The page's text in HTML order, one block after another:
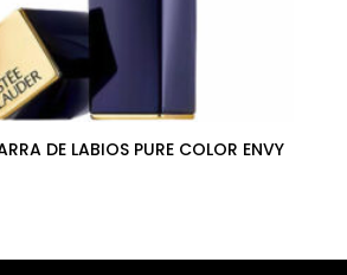
DE LABIOS PURE COLOR ENVY